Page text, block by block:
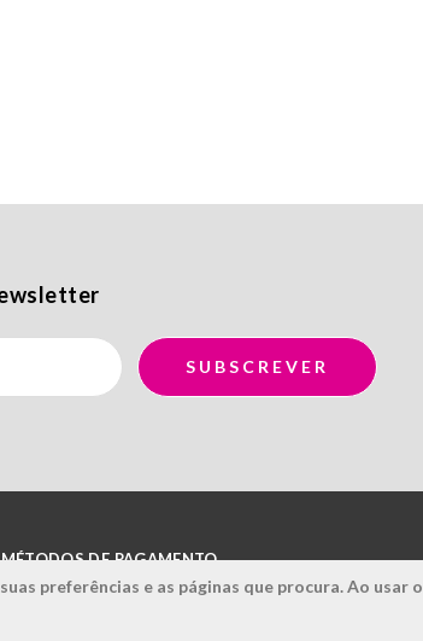
MÉTODOS DE PAGAMENTO
preferências e as páginas que procura. Ao usar o